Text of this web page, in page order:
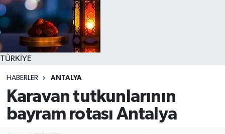
TÜRKİYE
HABERLER ANTALYA
Karavan tutkunlarının
bayram rotası Antalya